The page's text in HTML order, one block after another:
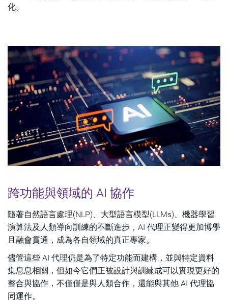
化。
跨功能與領域的 AI 協作
隨著自然語言處理(NLP)、大型語言模型(LLMs)、機器學習
演算法及人類導向訓練的不斷進步，AI 代理正變得更加博學
且融會貫通，成為各自領域的真正專家。
儘管這些 AI 代理仍是為了特定功能而建構，並與特定資料
集息息相關，但如今它們正被設計與訓練成可以實現更好的
整合與協作，不僅僅是與人類合作，還能與其他 AI 代理協
同運作。